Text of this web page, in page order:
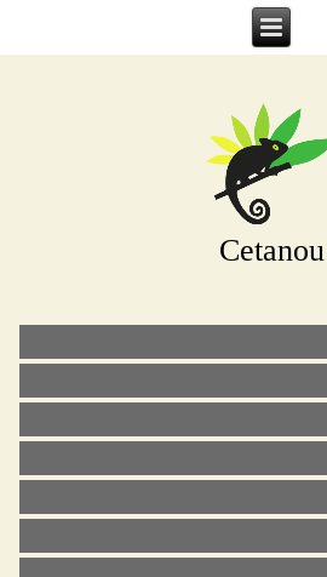
Cetanou